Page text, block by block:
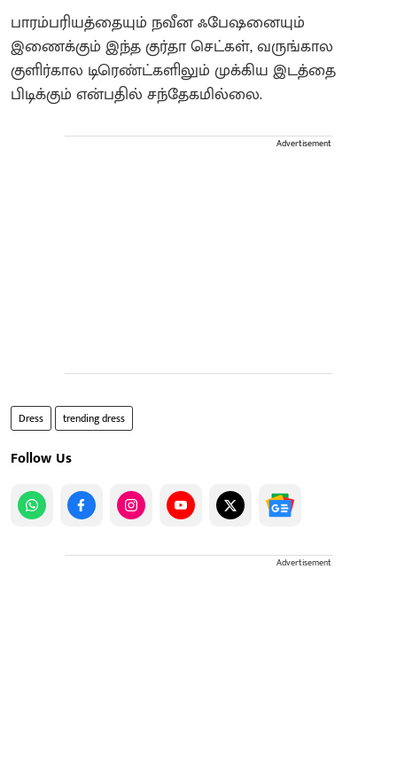
பாரம்பரியத்தையும் நவீன ஃபேஷனையும்
இணைக்கும் இந்த குர்தா செட்கள், வருங்கால
குளிர்கால டிரெண்ட்களிலும் முக்கிய இடத்தை
பிடிக்கும் என்பதில் சந்தேகமில்லை.
Advertisement
Dress trending dress
Follow Us
Advertisement